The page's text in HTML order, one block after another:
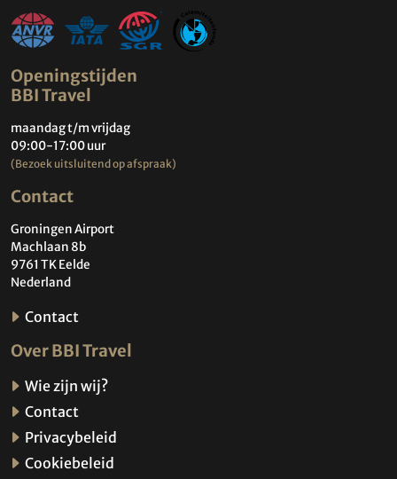
Openingstijden
BBI Travel
maandag t/m vrijdag
09:00-17:00 uur
(Bezoek uitsluitend op afspraak)
Contact
Groningen Airport
Machlaan 8b
9761 TK Eelde
Nederland
Contact
Over BBI Travel
Wie zijn wij?
Contact
Privacybeleid
Cookiebeleid